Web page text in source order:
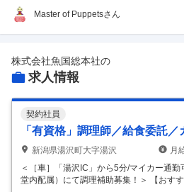
Master of Puppetsさん
株式会社魚国総本社の
求人情報
契約社員
「有資格」調理師／給食委託／
新潟県湯沢町大字湯沢
月
＜［車］「湯沢IC」から5分/マイカー通
堂内配属）にて調理補助募集！＞ 【おす